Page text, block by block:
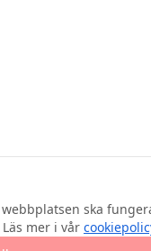
ska
mer i vår